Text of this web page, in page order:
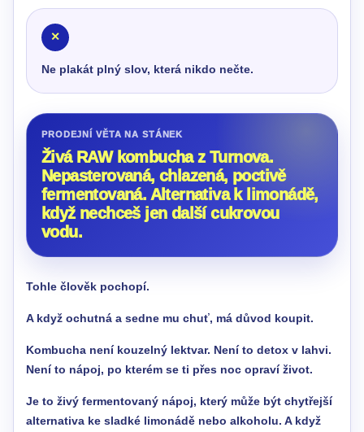
✕
Ne plakát plný slov, která nikdo nečte.
PRODEJNÍ VĚTA NA STÁNEK
Živá RAW kombucha z Turnova.
Nepasterovaná, chlazená, poctivě
fermentovaná. Alternativa k limonádě,
když nechceš jen další cukrovou
vodu.
Tohle člověk pochopí.
A když ochutná a sedne mu chuť, má důvod koupit.
Kombucha není kouzelný lektvar. Není to detox v lahvi.
Není to nápoj, po kterém se ti přes noc opraví život.
Je to živý fermentovaný nápoj, který může být chytřejší
alternativa ke sladké limonádě nebo alkoholu. A když